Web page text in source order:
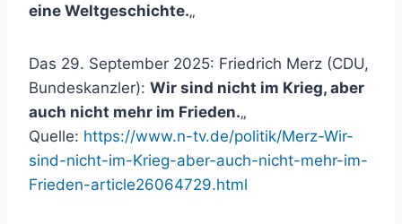
eine Weltgeschichte.„
Das 29. September 2025: Friedrich Merz (CDU,
Bundeskanzler): Wir sind nicht im Krieg, aber
auch nicht mehr im Frieden.„
Quelle: https://www.n-tv.de/politik/Merz-Wir-
sind-nicht-im-Krieg-aber-auch-nicht-mehr-im-
Frieden-article26064729.html